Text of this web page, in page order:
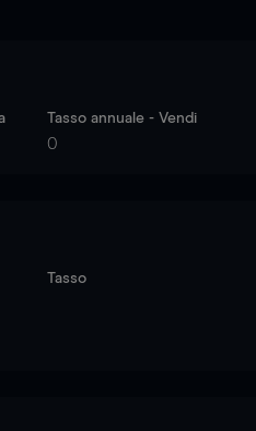
Tasso annuale - Vendi
0
Tasso